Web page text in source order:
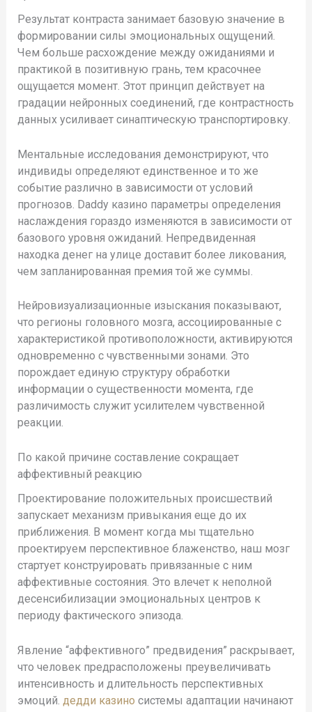
Результат контраста занимает базовую значение в
формировании силы эмоциональных ощущений.
Чем больше расхождение между ожиданиями и
практикой в позитивную грань, тем красочнее
ощущается момент. Этот принцип действует на
градации нейронных соединений, где контрастность
данных усиливает синаптическую транспортировку.
Ментальные исследования демонстрируют, что
индивиды определяют единственное и то же
событие различно в зависимости от условий
прогнозов. Daddy казино параметры определения
наслаждения гораздо изменяются в зависимости от
базового уровня ожиданий. Непредвиденная
находка денег на улице доставит более ликования,
чем запланированная премия той же суммы.
Нейровизуализационные изыскания показывают,
что регионы головного мозга, ассоциированные с
характеристикой противоположности, активируются
одновременно с чувственными зонами. Это
порождает единую структуру обработки
информации о существенности момента, где
различимость служит усилителем чувственной
реакции.
По какой причине составление сокращает
аффективный реакцию
Проектирование положительных происшествий
запускает механизм привыкания еще до их
приближения. В момент когда мы тщательно
проектируем перспективное блаженство, наш мозг
стартует конструировать привязанные с ним
аффективные состояния. Это влечет к неполной
десенсибилизации эмоциональных центров к
периоду фактического эпизода.
Явление “аффективного” предвидения” раскрывает,
что человек предрасположены преувеличивать
интенсивность и длительность перспективных
эмоций. дедди казино системы адаптации начинают